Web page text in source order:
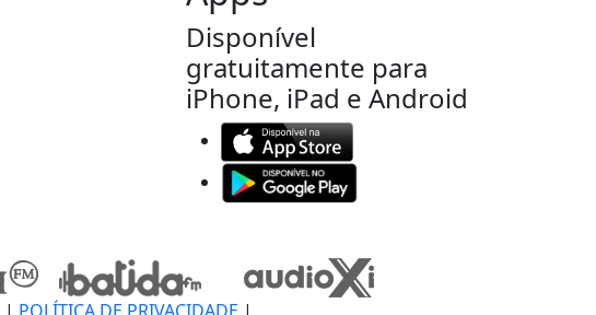
Disponível
gratuitamente para
iPhone, iPad e Android